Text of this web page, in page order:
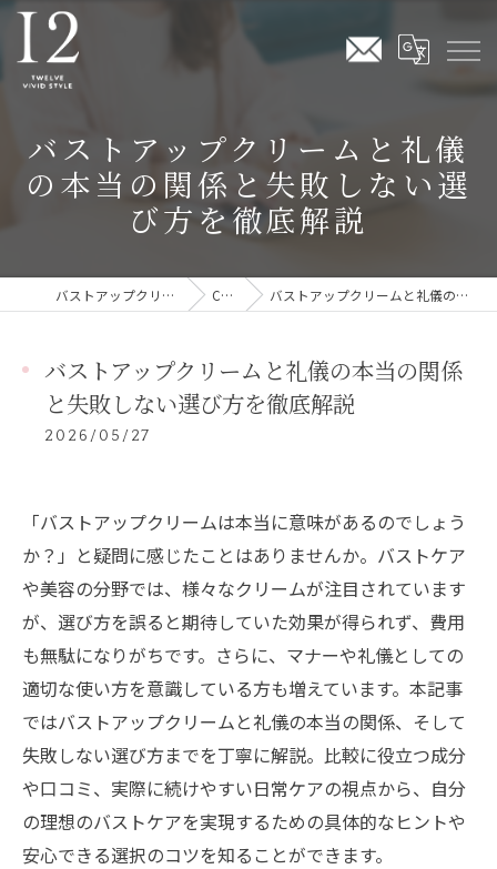
バストアップクリームと礼儀
の本当の関係と失敗しない選
び方を徹底解説
バストアップクリームならTwelve Vivid Style COLUMN バストアップクリームと礼儀の本当の関係と失敗しない選び方を徹底解説
バストアップクリームと礼儀の本当の関係
と失敗しない選び方を徹底解説
2026/05/27
「バストアップクリームは本当に意味があるのでしょう
か？」と疑問に感じたことはありませんか。バストケア
や美容の分野では、様々なクリームが注目されています
が、選び方を誤ると期待していた効果が得られず、費用
も無駄になりがちです。さらに、マナーや礼儀としての
適切な使い方を意識している方も増えています。本記事
ではバストアップクリームと礼儀の本当の関係、そして
失敗しない選び方までを丁寧に解説。比較に役立つ成分
や口コミ、実際に続けやすい日常ケアの視点から、自分
の理想のバストケアを実現するための具体的なヒントや
安心できる選択のコツを知ることができます。